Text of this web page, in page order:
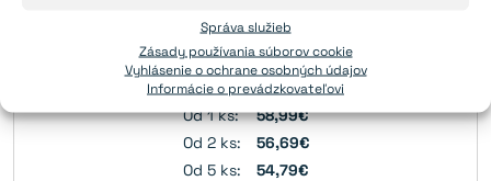
Správa služieb
Zásady používania súborov cookie
Vyhlásenie o ochrane osobných údajov
Informácie o prevádzkovateľovi
Od 1 ks:
58,99€
Od 2 ks:
56,69€
Od 5 ks:
54,79€